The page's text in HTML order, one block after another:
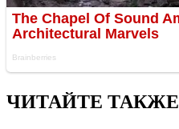
ЧИТАЙТЕ ТАКЖЕ